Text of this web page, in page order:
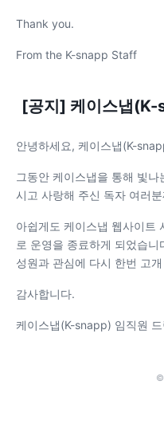
Thank you.
From the K-snapp Staff
[공지] 케이스냅(K-
안녕하세요, 케이스냅(K-
그동안 케이스냅을 통해 빛
시고 사랑해 주신 독자 여러
아쉽게도 케이스냅 웹사이트
로 운영을 종료하게 되었습
성원과 관심에 다시 한번 고
감사합니다.
케이스냅(K-snapp) 임직원 드
©